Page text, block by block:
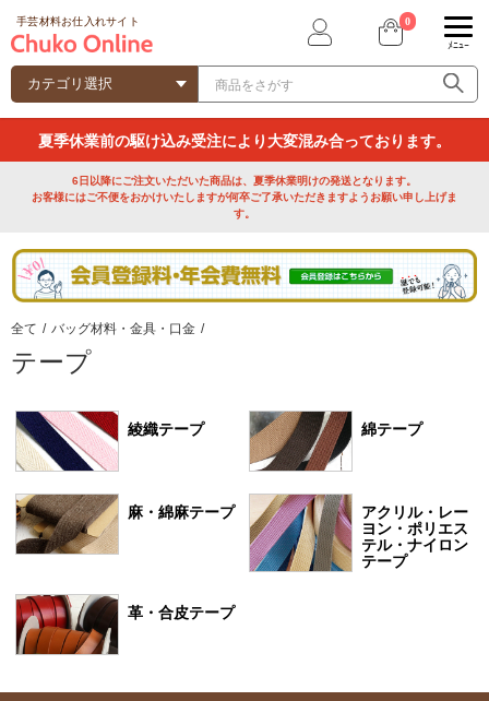
手芸材料お仕入れサイト 0
ﾒﾆｭｰ
夏季休業前の駆け込み受注により大変混み合っております。
6日以降にご注文いただいた商品は、夏季休業明けの発送となります。
お客様にはご不便をおかけいたしますが何卒ご了承いただきますようお願い申し上げま
す。
全て / バッグ材料・金具・口金 /
テープ
綾織テープ 綿テープ
麻・綿麻テープ
アクリル・レー
ヨン・ポリエス
テル・ナイロン
テープ
革・合皮テープ